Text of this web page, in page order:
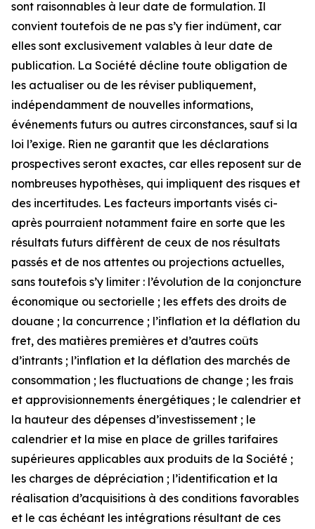
sont raisonnables à leur date de formulation. Il
convient toutefois de ne pas s’y fier indûment, car
elles sont exclusivement valables à leur date de
publication. La Société décline toute obligation de
les actualiser ou de les réviser publiquement,
indépendamment de nouvelles informations,
événements futurs ou autres circonstances, sauf si la
loi l’exige. Rien ne garantit que les déclarations
prospectives seront exactes, car elles reposent sur de
nombreuses hypothèses, qui impliquent des risques et
des incertitudes. Les facteurs importants visés ci-
après pourraient notamment faire en sorte que les
résultats futurs diffèrent de ceux de nos résultats
passés et de nos attentes ou projections actuelles,
sans toutefois s’y limiter : l’évolution de la conjoncture
économique ou sectorielle ; les effets des droits de
douane ; la concurrence ; l’inflation et la déflation du
fret, des matières premières et d’autres coûts
d’intrants ; l’inflation et la déflation des marchés de
consommation ; les fluctuations de change ; les frais
et approvisionnements énergétiques ; le calendrier et
la hauteur des dépenses d’investissement ; le
calendrier et la mise en place de grilles tarifaires
supérieures applicables aux produits de la Société ;
les charges de dépréciation ; l’identification et la
réalisation d’acquisitions à des conditions favorables
et le cas échéant les intégrations résultant de ces